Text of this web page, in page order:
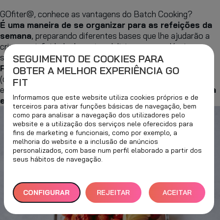
GOfiter@, conhece as vantagens do Batch Cooking?
É uma maneira de se organizar para as refeições da
semana, preparando diferentes bases que lhe ajudarão a
criar uma infinidade de pratos deliciosos e saudáveis em
simultâneo.
Preparar essas bases levarão cerca de 90 minutos
(dependendo das receitas que escolher), mas a chave é,
economizar tempo durante a semana,
encorajamos-lhe a
experimentar!
SEGUIMENTO DE COOKIES PARA
OBTER A MELHOR EXPERIÊNCIA GO
FIT
Informamos que este website utiliza cookies próprios e de
terceiros para ativar funções básicas de navegação, bem
como para analisar a navegação dos utilizadores pelo
website e a utilização dos serviços nele oferecidos para
fins de marketing e funcionais, como por exemplo, a
melhoria do website e a inclusão de anúncios
personalizados, com base num perfil elaborado a partir dos
seus hábitos de navegação.
CONFIGURAR REJEITAR
TUDO
ACEITAR
TODOS